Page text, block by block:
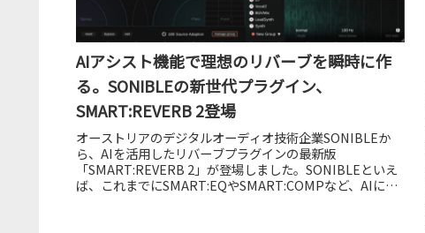
AIアシスト機能で理想のリバーブを瞬時に作
る。SONIBLEの新世代プラグイン、
SMART:REVERB 2登場
オーストリアのデジタルオーディオ技術企業SONIBLEか
ら、AIを活用したリバーブプラグインの最新版
「SMART:REVERB 2」が登場しました。SONIBLEといえ
ば、これまでにSMART:EQやSMART:COMPなど、AIによ